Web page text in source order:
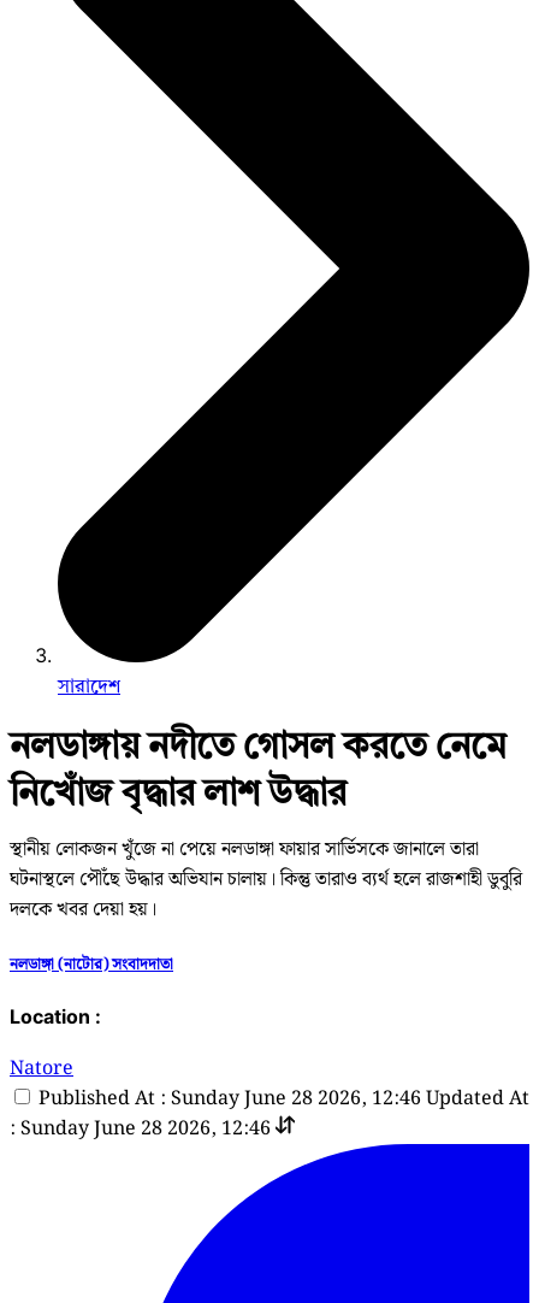
সারাদেশ
নলডাঙ্গায় নদীতে গোসল করতে নেমে
নিখোঁজ বৃদ্ধার লাশ উদ্ধার
স্থানীয় লোকজন খুঁজে না পেয়ে নলডাঙ্গা ফায়ার সার্ভিসকে জানালে তারা
ঘটনাস্থলে পৌঁছে উদ্ধার অভিযান চালায়। কিন্তু তারাও ব্যর্থ হলে রাজশাহী ডুবুরি
দলকে খবর দেয়া হয়।
নলডাঙ্গা (নাটোর) সংবাদদাতা
Location :
Natore
Published At : Sunday June 28 2026, 12:46 Updated At
: Sunday June 28 2026, 12:46